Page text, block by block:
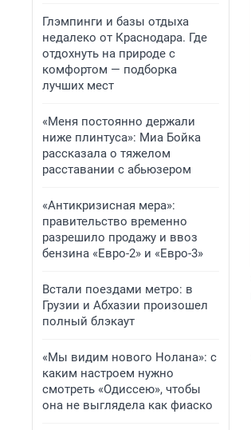
Глэмпинги и базы отдыха
недалеко от Краснодара. Где
отдохнуть на природе с
комфортом — подборка
лучших мест
«Меня постоянно держали
ниже плинтуса»: Миа Бойка
рассказала о тяжелом
расставании с абьюзером
«Антикризисная мера»:
правительство временно
разрешило продажу и ввоз
бензина «Евро-2» и «Евро-3»
Встали поездами метро: в
Грузии и Абхазии произошел
полный блэкаут
«Мы видим нового Нолана»: с
каким настроем нужно
смотреть «Одиссею», чтобы
она не выглядела как фиаско